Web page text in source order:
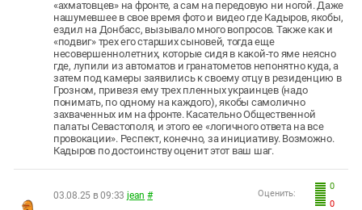
«ахматовцев» на фронте, а сам на передовую ни ногой. Даже
нашумевшее в свое время фото и видео где Кадыров, якобы,
ездил на Донбасс, вызывало много вопросов. Также как и
«подвиг» трех его старших сыновей, тогда еще
несовершеннолетних, которые сидя в какой-то яме неясно
где, лупили из автоматов и гранатометов непонятно куда, а
затем под камеры заявились к своему отцу в резиденцию в
Грозном, привезя ему трех пленных украинцев (надо
понимать, по одному на каждого), якобы самолично
захваченных им на фронте. Касательно Общественной
палаты Севастополя, и этого ее «логичного ответа на все
провокации». Респект, конечно, за инициативу. Возможно.
Кадыров по достоинству оценит этот ваш шаг.
0
0
Оценить:
03.08.25 в 09:33 jean #